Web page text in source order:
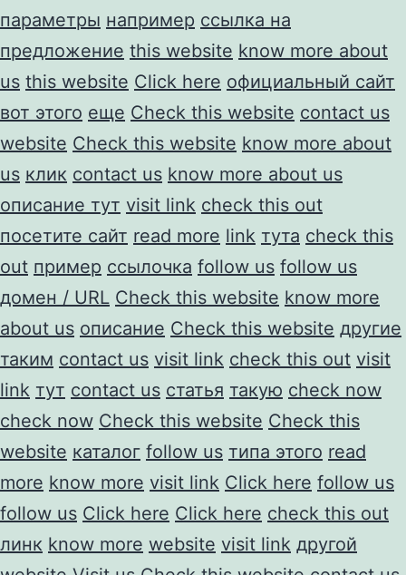
параметры например ссылка на
предложение this website know more about
us this website Click here официальный сайт
вот этого еще Check this website contact us
website Check this website know more about
us клик contact us know more about us
описание тут visit link check this out
посетите сайт read more link тута check this
out пример ссылочка follow us follow us
домен / URL Check this website know more
about us описание Check this website другие
таким contact us visit link check this out visit
link тут contact us статья такую check now
check now Check this website Check this
website каталог follow us типа этого read
more know more visit link Click here follow us
follow us Click here Click here check this out
линк know more website visit link другой